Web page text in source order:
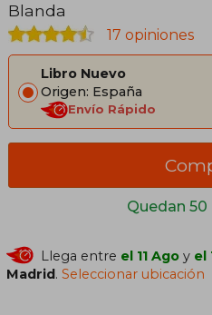
Blanda
17 opiniones
Libro Nuevo
Origen: España
Envío Rápido
Quedan
Llega entre el 11 Ago y el
Madrid.Seleccionar ubicación